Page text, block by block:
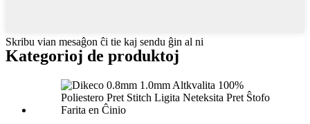
Skribu vian mesaĝon ĉi tie kaj sendu ĝin al ni
Kategorioj de produktoj